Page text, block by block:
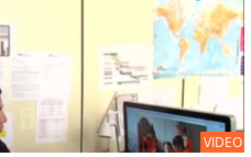
VIDEO